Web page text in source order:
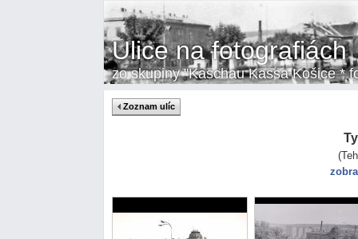
Ulice na fotografiách
zo skupiny "Kaschau Kassa Košice *
Zoznam ulíc